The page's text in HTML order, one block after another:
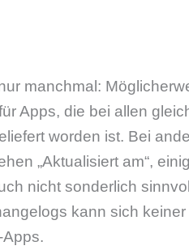
manchmal:
Apps, die bei allen
worden ist. Bei
„Aktualisiert am“,
nicht sonderlich
kann sich